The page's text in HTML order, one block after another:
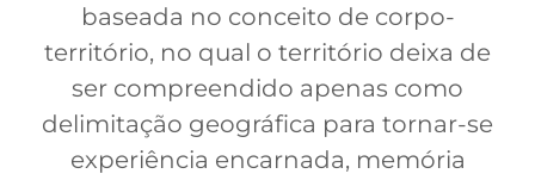
baseada no conceito de corpo-
território, no qual o território deixa de
ser compreendido apenas como
delimitação geográfica para tornar-se
experiência encarnada, memória